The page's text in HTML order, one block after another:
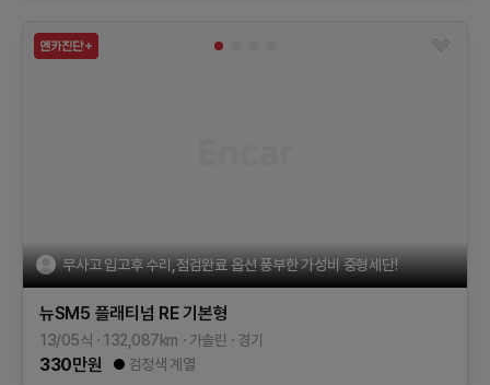
무사고 입고후 수리,점검완료 옵션 풍부한 가성비 중형세단!
뉴SM5 플래티넘 RE기본형
13/05식 132,087km 가솔린 경기
330만원 검정색 계열